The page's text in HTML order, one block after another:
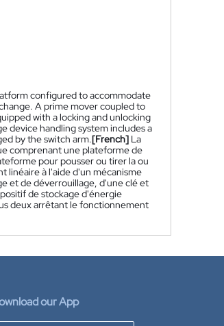
configured to accommodate
A prime mover coupled to
with a locking and unlocking
device handling system includes a
by the switch arm.[French] La
comprenant une plateforme de
pour pousser ou tirer la ou
linéaire à l'aide d'un mécanisme
et de déverrouillage, d'une clé et
de stockage d'énergie
deux arrêtant le fonctionnement
our App